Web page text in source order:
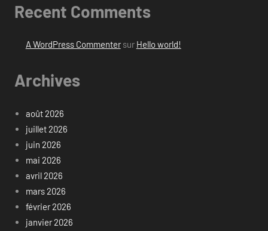
Recent Comments
A WordPress Commentersur Hello world!
Archives
août 2026
juillet 2026
juin 2026
mai 2026
avril 2026
mars 2026
février 2026
janvier 2026